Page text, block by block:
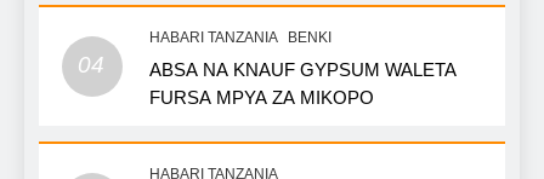
04
HABARI TANZANIA BENKI
ABSA NA KNAUF GYPSUM WALETA
FURSA MPYA ZA MIKOPO
HABARI TANZANIA